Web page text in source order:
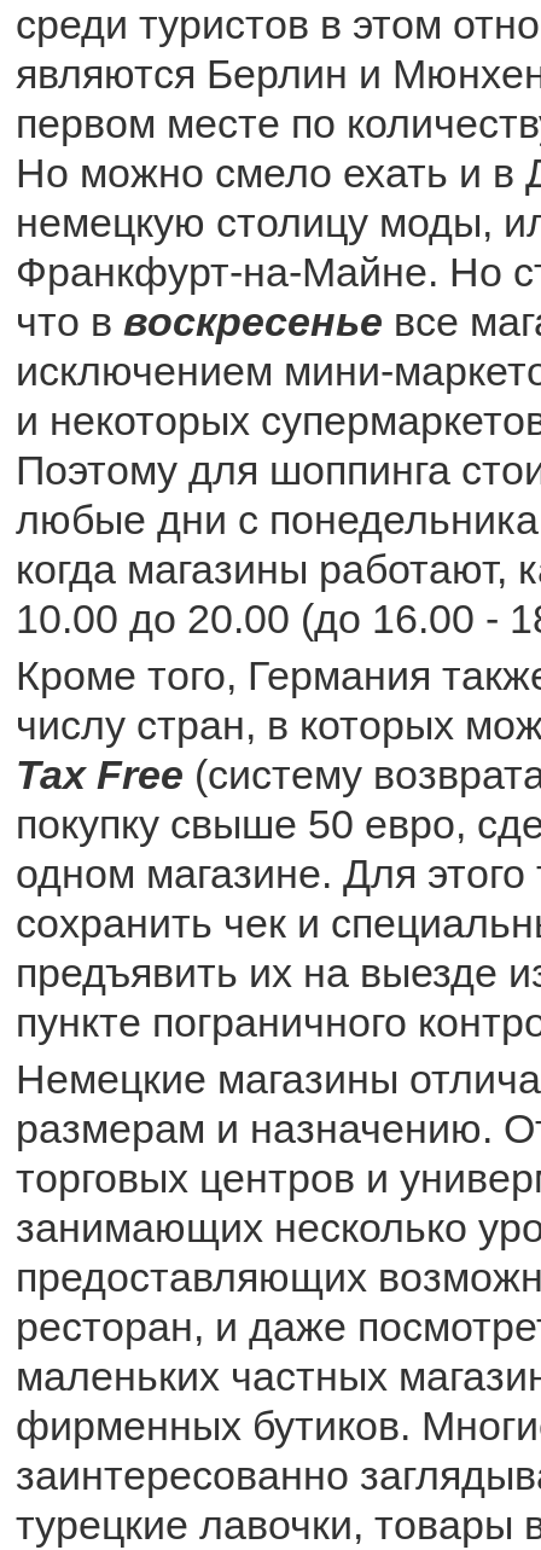
среди туристов в этом
являются Берлин и
первом месте по
Но можно смело ехать и в
немецкую столицу моды,
Франкфурт-на-Майне. Но
что в воскресенье все
исключением мини-
и некоторых
Поэтому для шоппинга
любые дни с понедельника
когда магазины работают,
10.00 до 20.00 (до 16.00 -
Кроме того, Германия
числу стран, в которых
Tax Free (систему
покупку свыше 50 евро,
одном магазине. Для этого
сохранить чек и
предъявить их на выезде
пункте пограничного
Немецкие магазины
размерам и назначению.
торговых центров и
занимающих несколько
предоставляющих
ресторан, и даже
маленьких частных
фирменных бутиков.
заинтересованно
турецкие лавочки, товары